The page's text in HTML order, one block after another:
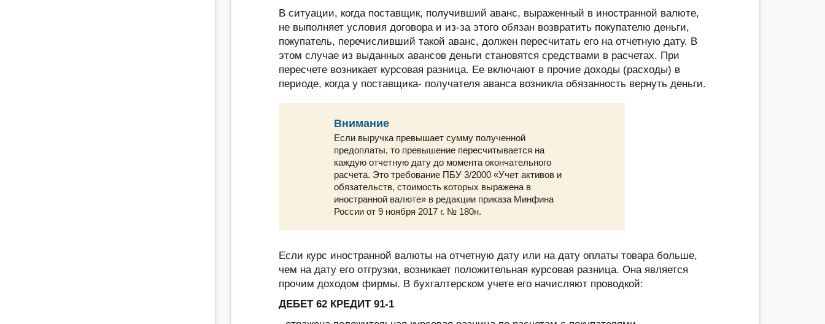
В ситуации, когда поставщик, получивший аванс, выраженный в иностранной валюте,
не выполняет условия договора и из-за этого обязан возвратить покупателю деньги,
покупатель, перечисливший такой аванс, должен пересчитать его на отчетную дату. В
этом случае из выданных авансов деньги становятся средствами в расчетах. При
пересчете возникает курсовая разница. Ее включают в прочие доходы (расходы) в
периоде, когда у поставщика- получателя аванса возникла обязанность вернуть деньги.
Внимание
Если выручка превышает сумму полученной
предоплаты, то превышение пересчитывается на
каждую отчетную дату до момента окончательного
расчета. Это требование ПБУ 3/2000 «Учет активов и
обязательств, стоимость которых выражена в
иностранной валюте» в редакции приказа Минфина
России от 9 ноября 2017 г. № 180н.
Если курс иностранной валюты на отчетную дату или на дату оплаты товара больше,
чем на дату его отгрузки, возникает положительная курсовая разница. Она является
прочим доходом фирмы. В бухгалтерском учете его начисляют проводкой:
ДЕБЕТ 62 КРЕДИТ 91-1